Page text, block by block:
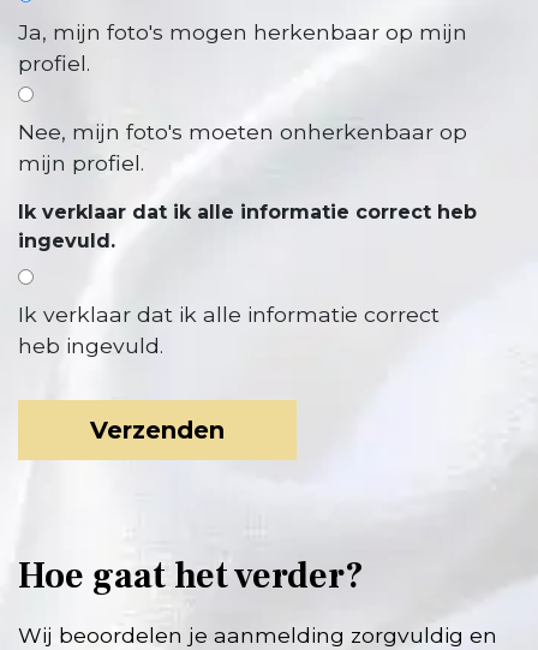
Ja, mijn foto's mogen herkenbaar op mijn
profiel.
Nee, mijn foto's moeten onherkenbaar op
mijn profiel.
Ik verklaar dat ik alle informatie correct heb
ingevuld.
Ik verklaar dat ik alle informatie correct
heb ingevuld.
Hoe gaat het verder?
Wij beoordelen je aanmelding zorgvuldig en